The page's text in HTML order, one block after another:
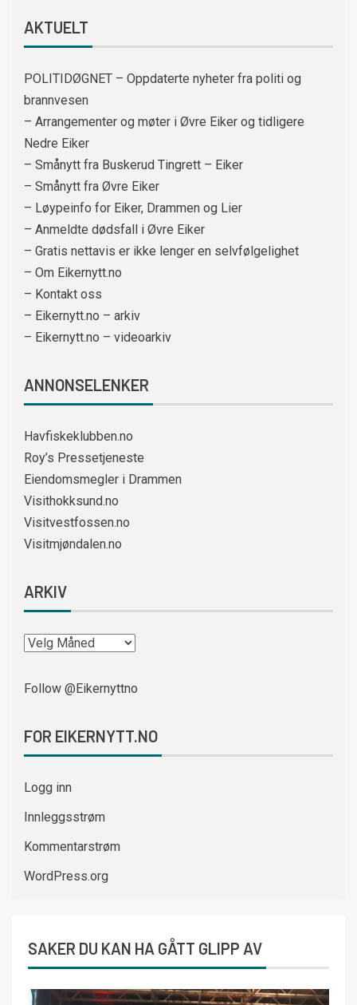
AKTUELT
POLITIDØGNET – Oppdaterte nyheter fra politi og
brannvesen
– Arrangementer og møter i Øvre Eiker og tidligere
Nedre Eiker
– Smånytt fra Buskerud Tingrett – Eiker
– Smånytt fra Øvre Eiker
– Løypeinfo for Eiker, Drammen og Lier
– Anmeldte dødsfall i Øvre Eiker
– Gratis nettavis er ikke lenger en selvfølgelighet
– Om Eikernytt.no
– Kontakt oss
– Eikernytt.no – arkiv
– Eikernytt.no – videoarkiv
ANNONSELENKER
Havfiskeklubben.no
Roy’s Pressetjeneste
Eiendomsmegler i Drammen
Visithokksund.no
Visitvestfossen.no
Visitmjøndalen.no
ARKIV
Follow @Eikernyttno
FOR EIKERNYTT.NO
Logg inn
Innleggsstrøm
Kommentarstrøm
WordPress.org
SAKER DU KAN HA GÅTT GLIPP AV